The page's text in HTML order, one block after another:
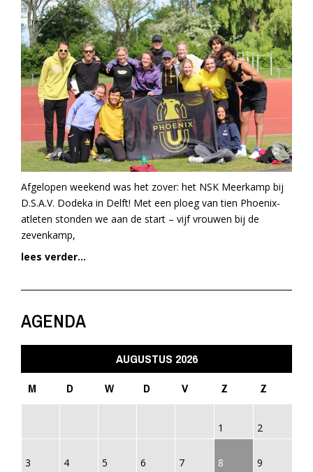
Afgelopen weekend was het zover: het NSK Meerkamp bij
D.S.A.V. Dodeka in Delft! Met een ploeg van tien Phoenix-
atleten stonden we aan de start – vijf vrouwen bij de
zevenkamp,
lees verder...
AGENDA
AUGUSTUS 2026
M
D W D V Z Z
1 2
3 4 5 6 7 8 9